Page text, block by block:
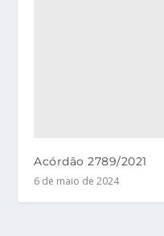
Acórdão 2789/2021
6 de maio de 2024